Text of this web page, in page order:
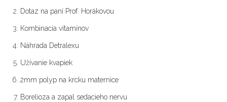
Dotaz na paní Prof. Horákovou
Kombinacia vitamínov
Náhrada Detralexu
Užívanie kvapiek
2mm polyp na krcku maternice
Borelioza a zapal sedacieho nervu